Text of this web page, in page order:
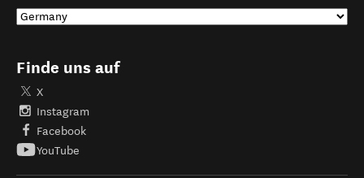
Finde uns auf
X
Instagram
Facebook
YouTube